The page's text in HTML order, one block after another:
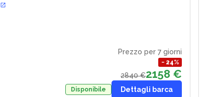
Prezzo per 7 giorni
− 24%
2840 €2158 €
Disponibile Dettagli barca